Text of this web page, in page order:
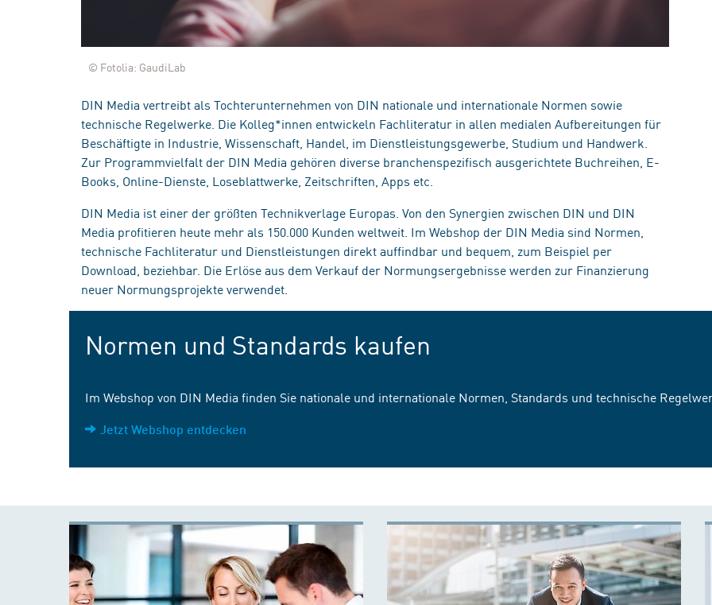
© Fotolia: GaudiLab
DIN Media vertreibt als Tochterunternehmen von DIN nationale und internationale Normen sowie
technische Regelwerke. Die Kolleg*innen entwickeln Fachliteratur in allen medialen Aufbereitungen für
Beschäftigte in Industrie, Wissenschaft, Handel, im Dienstleistungsgewerbe, Studium und Handwerk.
Zur Programmvielfalt der DIN Media gehören diverse branchenspezifisch ausgerichtete Buchreihen, E-
Books, Online-Dienste, Loseblattwerke, Zeitschriften, Apps etc.
DIN Media ist einer der größten Technikverlage Europas. Von den Synergien zwischen DIN und DIN
Media profitieren heute mehr als 150.000 Kunden weltweit. Im Webshop der DIN Media sind Normen,
technische Fachliteratur und Dienstleistungen direkt auffindbar und bequem, zum Beispiel per
Download, beziehbar. Die Erlöse aus dem Verkauf der Normungsergebnisse werden zur Finanzierung
neuer Normungsprojekte verwendet.
Normen und Standards kaufen
Im Webshop von DIN Media finden Sie nationale und internationale Normen, Standards und technische
Jetzt Webshop entdecken